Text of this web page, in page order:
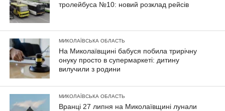
тролейбуса №10: новий розклад рейсів
МИКОЛАЇВСЬКА ОБЛАСТЬ
На Миколаївщині бабуся побила трирічну
онуку просто в супермаркеті: дитину
вилучили з родини
МИКОЛАЇВСЬКА ОБЛАСТЬ
Вранці 27 липня на Миколаївщині лунали